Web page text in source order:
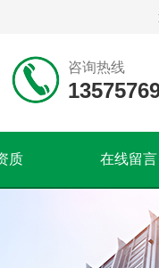
咨询热线
质 在线留言